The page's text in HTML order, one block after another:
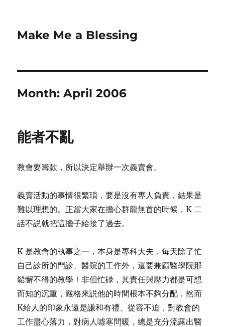
Make Me a Blessing
Month:April 2006
能者不亂
教會要籌款，所以決定舉辦一次義賣會。
義賣活動的事情很繁瑣，要是沒有專人負責，結果是
難以理想的。正當大家在擔心群龍無首的時候，K 二
話不説就把這擔子給接了過去。
K 是教會的執事之一，本身是專科大夫，每天除了忙
自己診所的門診、醫院的工作外，還要兼顧醫學院那
鬆懈不得的教學！非但忙碌，其責任與壓力都是可想
而知的沉重，嚴格來説他的時間根本不夠分配，然而
K給人的印象永遠是謙和有禮、從容不迫，對教會的
工作盡心落力，對病人噓寒問暖，總是充分流露出醫